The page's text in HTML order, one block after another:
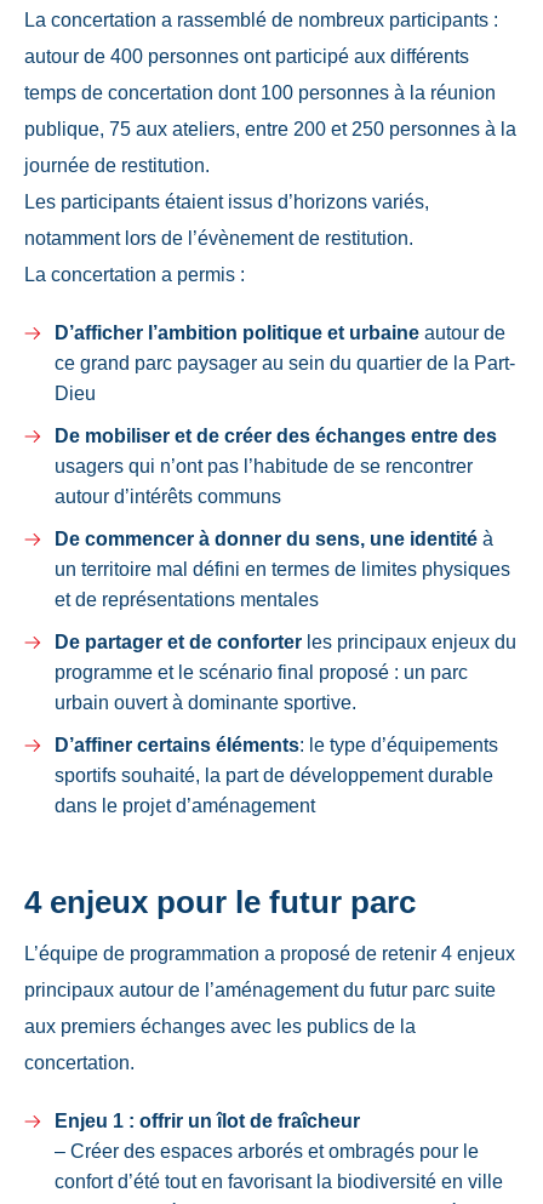
La concertation a rassemblé de nombreux participants :
autour de 400 personnes ont participé aux différents
temps de concertation dont 100 personnes à la réunion
publique, 75 aux ateliers, entre 200 et 250 personnes à la
journée de restitution.
Les participants étaient issus d’horizons variés,
notamment lors de l’évènement de restitution.
La concertation a permis :
D’afficher l’ambition politique et urbaine autour de
ce grand parc paysager au sein du quartier de la Part-
Dieu
De mobiliser et de créer des échanges entre des
usagers qui n’ont pas l’habitude de se rencontrer
autour d’intérêts communs
De commencer à donner du sens, une identité à
un territoire mal défini en termes de limites physiques
et de représentations mentales
De partager et de conforter les principaux enjeux du
programme et le scénario final proposé : un parc
urbain ouvert à dominante sportive.
D’affiner certains éléments: le type d’équipements
sportifs souhaité, la part de développement durable
dans le projet d’aménagement
4 enjeux pour le futur parc
L’équipe de programmation a proposé de retenir 4 enjeux
principaux autour de l’aménagement du futur parc suite
aux premiers échanges avec les publics de la
concertation.
Enjeu 1 : offrir un îlot de fraîcheur
– Créer des espaces arborés et ombragés pour le
confort d’été tout en favorisant la biodiversité en ville